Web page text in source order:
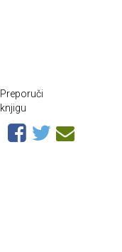
Preporuči
knjigu